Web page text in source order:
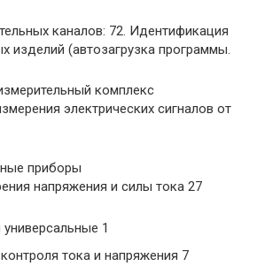
каналов: 72. Идентификация
изделий (автозагрузка программы.
комплекс
электрических сигналов от
приборы
напряжения и силы тока 27
1
тока и напряжения 7